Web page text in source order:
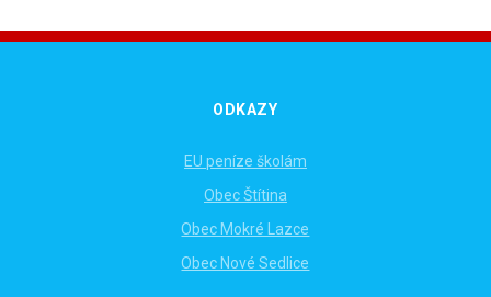
ODKAZY
EU peníze školám
Obec Štítina
Obec Mokré Lazce
Obec Nové Sedlice